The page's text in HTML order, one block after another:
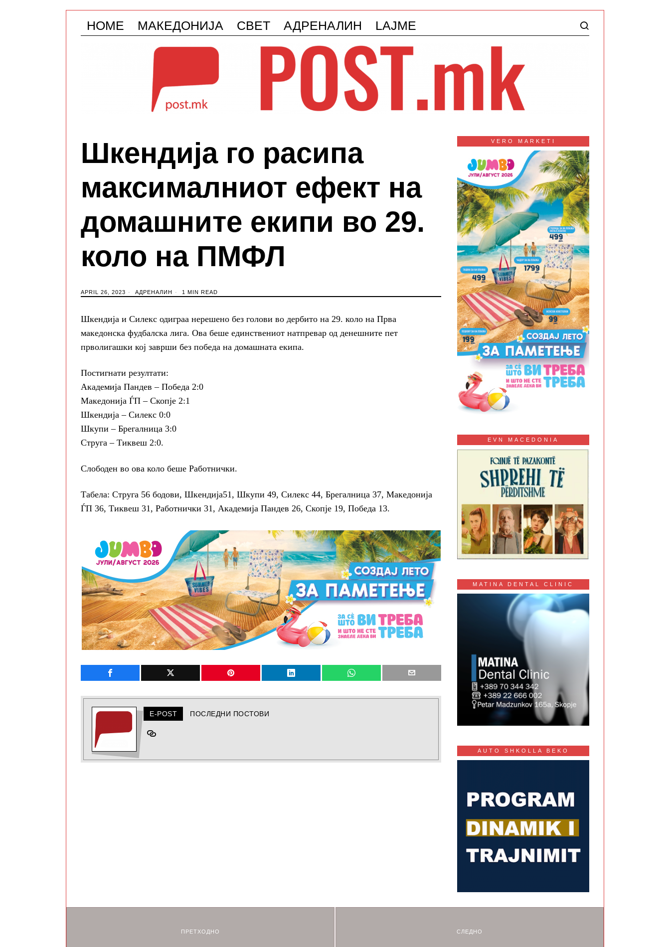
HOME МАКЕДОНИЈА СВЕТ АДРЕНАЛИН LAJME
Шкендија го расипа
максималниот ефект на
домашните екипи во 29.
коло на ПМФЛ
APRIL 26, 2023 АДРЕНАЛИН 1 MIN READ
Шкендија и Силекс одиграа нерешено без голови во дербито на 29. коло на Прва
македонска фудбалска лига. Ова беше единствениот натпревар од денешните пет
прволигашки кој заврши без победа на домашната екипа.
Постигнати резултати:
Академија Пандев – Победа 2:0
Македонија ЃП – Скопје 2:1
Шкендија – Силекс 0:0
Шкупи – Брегалница 3:0
Струга – Тиквеш 2:0.
Слободен во ова коло беше Работнички.
Табела: Струга 56 бодови, Шкендија51, Шкупи 49, Силекс 44, Брегалница 37, Македонија
ЃП 36, Тиквеш 31, Работнички 31, Академија Пандев 26, Скопје 19, Победа 13.
E-POST ПОСЛЕДНИ ПОСТОВИ
VERO MARKETI
EVN MACEDONIA
MATINA DENTAL CLINIC
AUTO SHKOLLA BEKO
ПРЕТХОДНО СЛЕДНО